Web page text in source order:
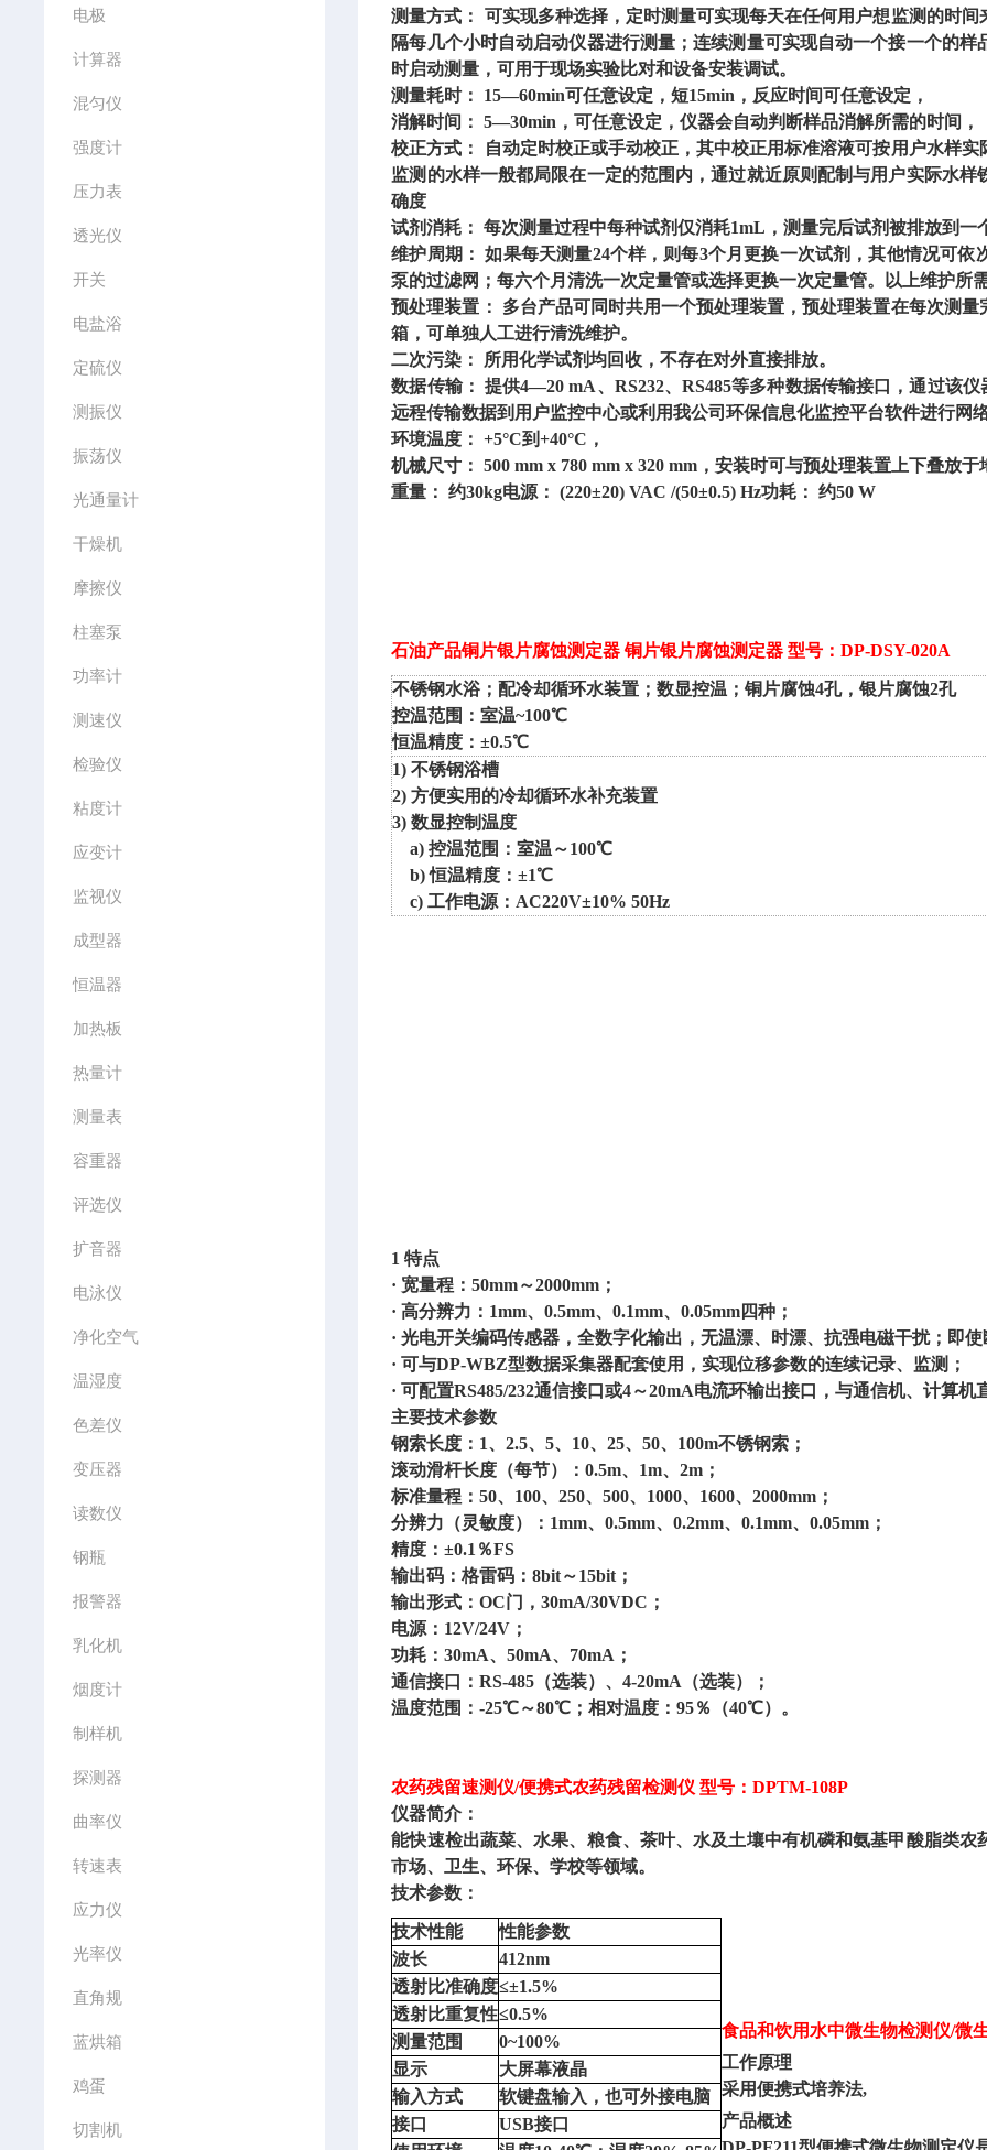
电极
计算器
混匀仪
强度计
压力表
透光仪
开关
电盐浴
定硫仪
测振仪
振荡仪
光通量计
干燥机
摩擦仪
柱塞泵
功率计
测速仪
检验仪
粘度计
应变计
监视仪
成型器
恒温器
加热板
热量计
测量表
容重器
评选仪
扩音器
电泳仪
净化空气
温湿度
色差仪
变压器
读数仪
钢瓶
报警器
乳化机
烟度计
制样机
探测器
曲率仪
转速表
应力仪
光率仪
直角规
蓝烘箱
鸡蛋
切割机
测量方式：
可实现多种选择，定时测量可实现每天在任何用户想监测的时
隔每几个小时自动启动仪器进行测量；连续测量可实现自动一个接一个的
时启动测量，可用于现场实验比对和设备安装调试。
测量耗时：
15—60min可任意设定，短15min，反应时间可任意设定，
消解时间： 5—30min，可任意设定，仪器会自动判断样品消解所需的时间，
校正方式：
自动定时校正或手动校正，其中校正用标准溶液可按用户水样
监测的水样一般都局限在一定的范围内，通过就近原则配制与用户实际水
确度
试剂消耗： 每次测量过程中每种试剂仅消耗1mL，测量完后试剂被排放到一
维护周期： 如果每天测量24个样，则每3个月更换一次试剂，其他情况可
泵的过滤网；每六个月清洗一次定量管或选择更换一次定量管。以上维护所
预处理装置：
多台产品可同时共用一个预处理装置，预处理装置在每次测
箱，可单独人工进行清洗维护。
二次污染：
所用化学试剂均回收，不存在对外直接排放。
数据传输： 提供4—20 mA、RS232、RS485等多种数据传输接口，通过该
远程传输数据到用户监控中心或利用我公司环保信息化监控平台软件进行网
环境温度： +5°C到+40°C，
机械尺寸： 500 mm x 780 mm x 320 mm，安装时可与预处理装置上下叠放于
重量： 约30kg电源： (220±20) VAC /(50±0.5) Hz功耗： 约50 W
石油产品铜片银片腐蚀测定器 铜片银片腐蚀测定器 型号：DP-DSY-020A
不锈钢水浴；配冷却循环水装置；数显控温；铜片腐蚀4孔，银片腐蚀2孔
控温范围：室温~100℃
恒温精度：±0.5℃
1) 不锈钢浴槽
2) 方便实用的冷却循环水补充装置
3) 数显控制温度
a) 控温范围：室温～100℃
b) 恒温精度：±1℃
c) 工作电源：AC220V±10% 50Hz
1 特点
· 宽量程：50mm～2000mm；
· 高分辨力：1mm、0.5mm、0.1mm、0.05mm四种；
· 光电开关编码传感器，全数字化输出，无温漂、时漂、抗强电磁干扰；即
· 可与DP-WBZ型数据采集器配套使用，实现位移参数的连续记录、监测；
· 可配置RS485/232通信接口或4～20mA电流环输出接口，与通信机、计算机
主要技术参数
钢索长度： 1、2.5、5、10、25、50、100m不锈钢索；
滚动滑杆长度（每节）：0.5m、1m、2m；
标准量程：50、100、250、500、1000、1600、2000mm；
分辨力（灵敏度）： 1mm、0.5mm、0.2mm、0.1mm、0.05mm；
精度：±0.1％FS
输出码：格雷码：8bit～15bit；
输出形式：OC门，30mA/30VDC；
电源： 12V/24V；
功耗：30mA、50mA、70mA；
通信接口：RS-485（选装）、4-20mA（选装）；
温度范围：-25℃～80℃；相对温度：95％（40℃）。
农药残留速测仪/便携式农药残留检测仪 型号：DPTM-108P
仪器简介：
能快速检出蔬菜、水果、粮食、茶叶、水及土壤中有机磷和氨基甲酸脂类农
市场、卫生、环保、学校等领域。
技术参数：
技术性能
性能参数
波长
412nm
透射比准确度≤±1.5%
透射比重复性≤0.5%
测量范围
0~100%
显示
大屏幕液晶
输入方式
软键盘输入，也可外接电脑
接口
USB接口
食品和饮用水中微生物检测仪/微
工作原理
采用便携式培养法,
产品概述